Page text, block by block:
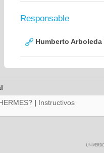
Responsable
Humberto Arboleda
| Instructivos